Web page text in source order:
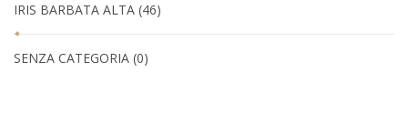
IRIS BARBATA ALTA (46)
SENZA CATEGORIA (0)